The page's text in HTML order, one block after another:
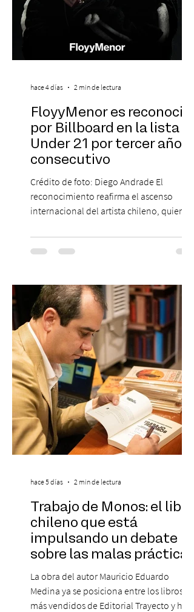
FloyyMenor es reconocido
por Billboard en la lista 21
Under 21 por tercer año
consecutivo
Crédito de foto: Diego Andrade El
reconocimiento reafirma el ascenso
internacional del artista chileno, quien
en la escena global. MIAMI, FL (3 de agosto
de 2026) — FloyyMenor ha sido
Under 21 por tercer año consecutivo,
formando parte una vez más de la
selección anual de la publicación que
destaca a los artistas menores de 21 años
más influyentes de la industria musical.
Este reconocimiento reaf
hace 4 días 2 min de lectura
Trabajo de Monos: el libro
chileno que está
impulsando un debate
sobre las malas prácticas
laborales y el futuro del
trabajo
La obra del autor Mauricio Eduardo
Medina ya se posiciona entre los libros
más vendidos de Editorial Trayecto y ha
hace 5 días 2 min de lectura